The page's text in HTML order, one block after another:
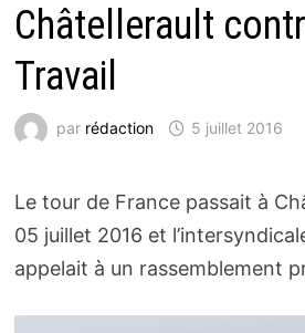
Châtellerault
Travail
par rédaction 5 juillet 2016
Le tour de France passait à
05 juillet 2016 et
appelait à un rassemblement